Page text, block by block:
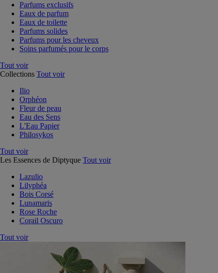
Parfums exclusifs
Eaux de parfum
Eaux de toilette
Parfums solides
Parfums pour les cheveux
Soins parfumés pour le corps
Tout voir
Collections Tout voir
Ilio
Orphéon
Fleur de peau
Eau des Sens
L'Eau Papier
Philosykos
Tout voir
Les Essences de Diptyque Tout voir
Lazulio
Lilyphéa
Bois Corsé
Lunamaris
Rose Roche
Corail Oscuro
Tout voir